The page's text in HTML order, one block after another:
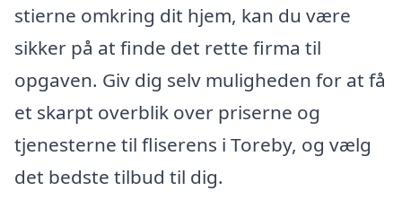
stierne omkring dit hjem, kan du være
sikker på at finde det rette firma til
opgaven. Giv dig selv muligheden for at få
et skarpt overblik over priserne og
tjenesterne til fliserens i Toreby, og vælg
det bedste tilbud til dig.